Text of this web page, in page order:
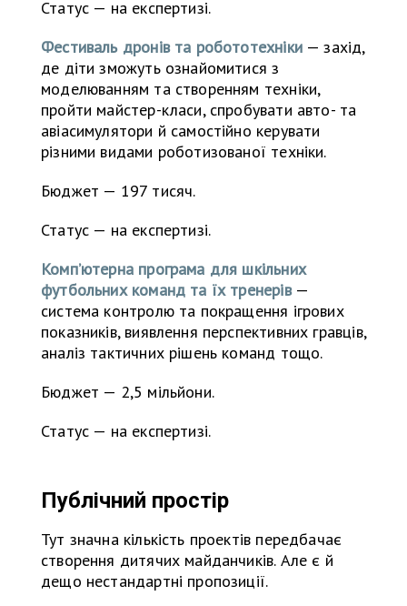
Статус — на експертизі.
Фестиваль дронів та робототехніки— захід,
де діти зможуть ознайомитися з
моделюванням та створенням техніки,
пройти майстер-класи, спробувати авто- та
авіасимулятори й самостійно керувати
різними видами роботизованої техніки.
Бюджет — 197 тисяч.
Статус — на експертизі.
Комп’ютерна програма для шкільних
футбольних команд та їх тренерів—
система контролю та покращення ігрових
показників, виявлення перспективних гравців,
аналіз тактичних рішень команд тощо.
Бюджет — 2,5 мільйони.
Статус — на експертизі.
Публічний простір
Тут значна кількість проектів передбачає
створення дитячих майданчиків. Але є й
дещо нестандартні пропозиції.